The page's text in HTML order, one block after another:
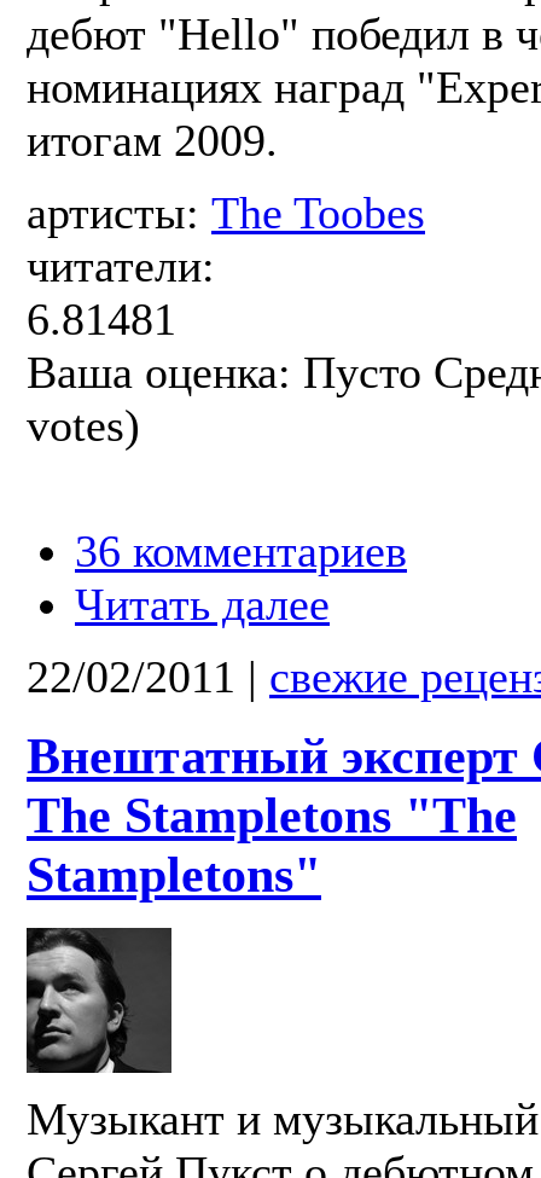
дебют "Hello" победил в
номинациях наград
итогам 2009.
артисты: The Toobes
читатели:
6.81481
Ваша оценка: Пусто
votes)
36 комментариев
Читать далее
22/02/2011 | свежие
Внештатный эксперт
The Stampletons "The
Stampletons"
Музыкант и